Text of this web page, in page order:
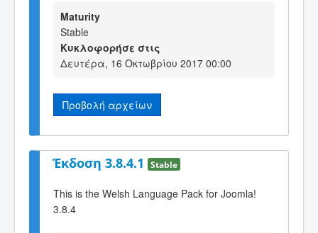
Maturity
Stable
Κυκλοφορήσε στις
Δευτέρα, 16 Οκτωβρίου 2017 00:00
Προβολή αρχείων
Έκδοση 3.8.4.1 Stable
This is the Welsh Language Pack for Joomla!
3.8.4